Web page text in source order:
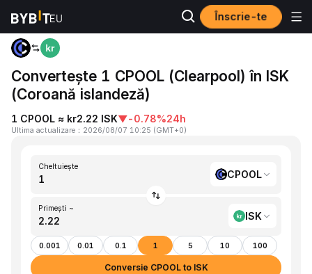
Înscrie-te
Acasă CPOOL to ISK
Convertește 1 CPOOL (Clearpool) în ISK
(Coroană islandeză)
1 CPOOL ≈ kr2.22 ISK▼-0.78%24h
Ultima actualizare ： 2026/08/07 10:25 (GMT+0)
Cheltuiește
CPOOL
Primești ~
ISK
0.001 0.01 0.1 1 5 10 100
Conversie CPOOL to ISK